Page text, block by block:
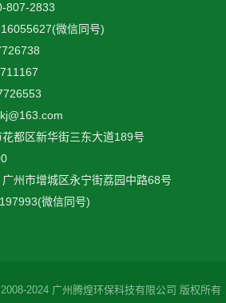
807-2833
(微信同号)
都区新华街三东大道189号
州市增城区永宁街荔园中路68号
微信同号)
2024 广州腾煌环保科技有限公司 版权所有